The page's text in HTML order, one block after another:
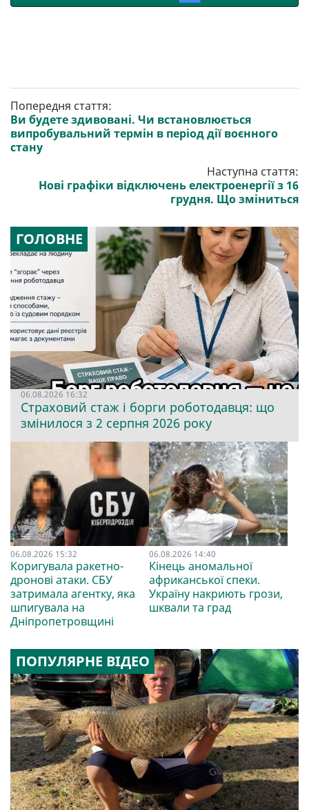
Попередня стаття:
Ви будете здивовані. Чи встановлюється
випробувальний термін в період дії воєнного
стану
Наступна стаття:
Нові графіки відключень електроенергії з 16
грудня. Що зміниться
ГОЛОВНЕ
06.08.2026 16:32
Страховий стаж і борги роботодавця: що
змінилося з 2 серпня 2026 року
06.08.2026 15:32
Коригувала ракетно-
дронові атаки. СБУ
затримала агентку, яка
шпигувала на
Дніпропетровщині
06.08.2026 14:40
Кінець аномальної
африканської спеки.
Україну накриють грози,
шквали та град
ПОПУЛЯРНЕ ВІДЕО